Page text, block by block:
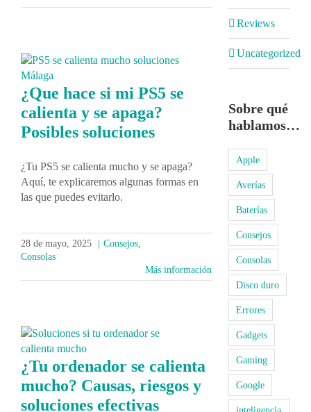
¿Que hace si mi PS5 se
calienta y se apaga?
Posibles soluciones
¿Tu PS5 se calienta mucho y se apaga?
Aquí, te explicaremos algunas formas en
las que puedes evitarlo.
28 de mayo, 2025 Consejos,
Consolas
Más información
¿Tu ordenador se calienta
mucho? Causas, riesgos y
soluciones efectivas
Reviews
Uncategorized
Sobre qué
hablamos…
Apple
Averías
Baterías
Consejos
Consolas
Disco duro
Errores
Gadgets
Gaming
Google